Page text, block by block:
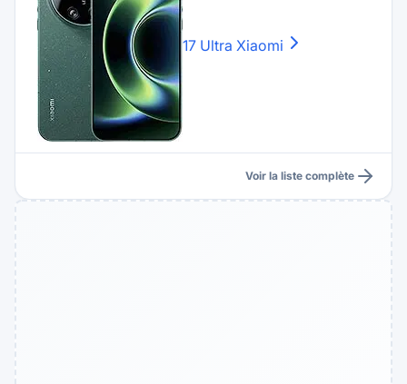
17 Ultra Xiaomi
Voir la liste complète